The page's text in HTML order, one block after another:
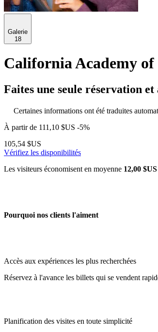
Galerie
18
California Academy of
Faites une seule réservation
Certaines informations ont été traduites
À partir de 111,10 $US -5%
105,54 $US
Vérifiez les disponibilités
Les visiteurs économisent en moyenne 12,00 $US
Pourquoi nos clients l'aiment
Accès aux expériences les plus recherchées
Réservez à l'avance les billets qui se vendent
Planification des visites en toute simplicité